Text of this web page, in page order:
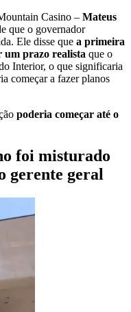
Casino – Mateus
que o governador
Ele disse que a primeira
um prazo realista que o
Interior, o que significaria
começar a fazer planos
poderia começar até o
foi misturado
gerente geral